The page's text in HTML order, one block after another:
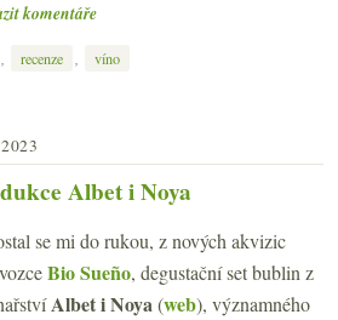
komentáře
recenze víno
Albet i Noya
se mi do rukou, z nových akvizic
Bio Sueño, degustační set bublin z
Albet i Noya(web), významného